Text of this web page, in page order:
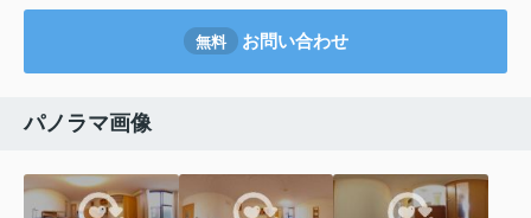
無料 お問い合わせ
パノラマ画像